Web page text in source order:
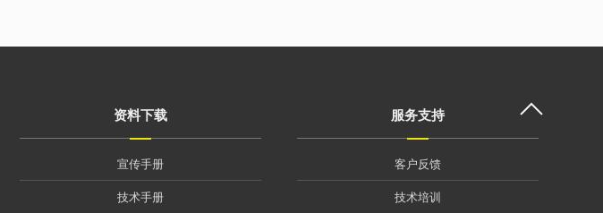
资料下载
宣传手册
技术手册
服务支持
客户反馈
技术培训